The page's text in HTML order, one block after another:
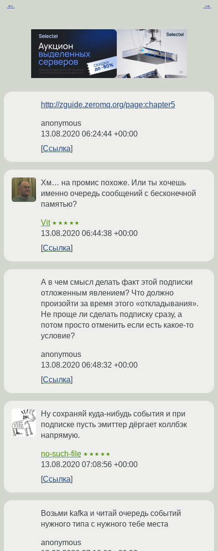
← →
http://zguide.zeromq.org/page:chapter5
anonymous
13.08.2020 06:24:44 +00:00
Ссылка
Хм… на промис похоже. Или ты хочешь
именно очередь сообщений с бесконечной
памятью?
Vit ★★★★★
13.08.2020 06:44:38 +00:00
Ссылка
А в чем смысл делать факт этой подписки
отложенным явлением? Что должно
произойти за время этого «откладывания».
Не проще ли сделать подписку сразу, а
потом просто отменить если есть какое-то
условие?
anonymous
13.08.2020 06:48:32 +00:00
Ссылка
Ну сохраняй куда-нибудь события и при
подписке пусть эмиттер дёргает коллбэк
напрямую.
no-such-file ★★★★★
13.08.2020 07:08:56 +00:00
Ссылка
Возьми kafka и читай очередь событий
нужного типа с нужного тебе места
anonymous